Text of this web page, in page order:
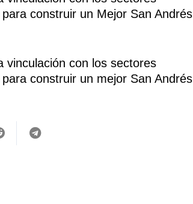
construir un Mejor San Andrés
vinculación con los sectores
construir un mejor San Andrés